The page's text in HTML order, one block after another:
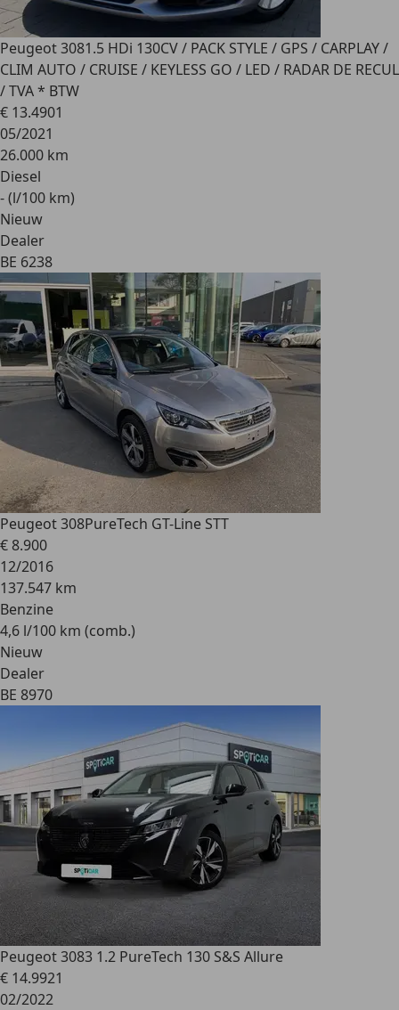
Peugeot 3081.5 HDi 130CV / PACK STYLE / GPS / CARPLAY /
CLIM AUTO / CRUISE / KEYLESS GO / LED / RADAR DE RECUL
/ TVA * BTW
€ 13.4901
05/2021
26.000 km
Diesel
- (l/100 km)
Nieuw
Dealer
BE 6238
Peugeot 308PureTech GT-Line STT
€ 8.900
12/2016
137.547 km
Benzine
4,6 l/100 km (comb.)
Nieuw
Dealer
BE 8970
Peugeot 3083 1.2 PureTech 130 S&S Allure
€ 14.9921
02/2022